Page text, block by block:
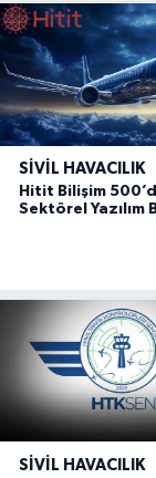
SIVIL HAVACILIK
Hitit Bilişim
Sektörel Yazılım
SIVIL HAVACILIK